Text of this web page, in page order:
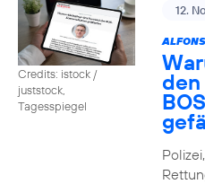
Credits: istock /
juststock,
Tagesspiegel
12.